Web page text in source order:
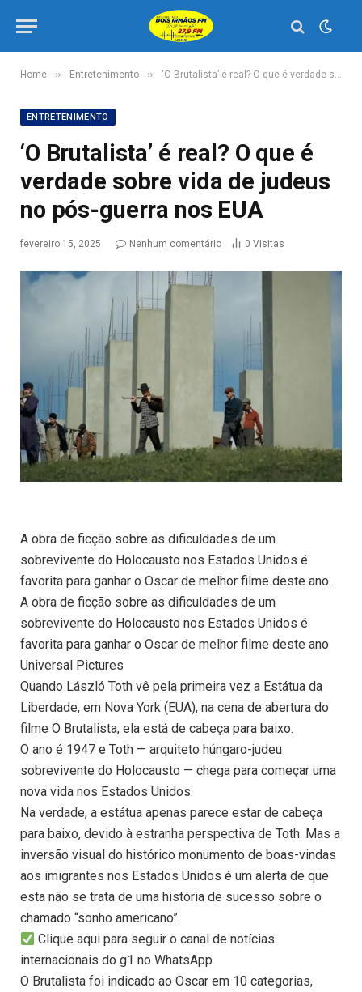
Home » Entretenimento » ‘O Brutalista’ é real? O que é verdade sobre vida de judeus no pós-guerra nos EUA
ENTRETENIMENTO
‘O Brutalista’ é real? O que é
verdade sobre vida de judeus
no pós-guerra nos EUA
fevereiro 15, 2025 Nenhum comentário 0 Visitas
A obra de ficção sobre as dificuldades de um
sobrevivente do Holocausto nos Estados Unidos é
favorita para ganhar o Oscar de melhor filme deste ano.
A obra de ficção sobre as dificuldades de um
sobrevivente do Holocausto nos Estados Unidos é
favorita para ganhar o Oscar de melhor filme deste ano
Universal Pictures
Quando László Toth vê pela primeira vez a Estátua da
Liberdade, em Nova York (EUA), na cena de abertura do
filme O Brutalista, ela está de cabeça para baixo.
O ano é 1947 e Toth — arquiteto húngaro-judeu
sobrevivente do Holocausto — chega para começar uma
nova vida nos Estados Unidos.
Na verdade, a estátua apenas parece estar de cabeça
para baixo, devido à estranha perspectiva de Toth. Mas a
inversão visual do histórico monumento de boas-vindas
aos imigrantes nos Estados Unidos é um alerta de que
esta não se trata de uma história de sucesso sobre o
chamado “sonho americano”.
Clique aqui para seguir o canal de notícias
internacionais do g1 no WhatsApp
O Brutalista foi indicado ao Oscar em 10 categorias,